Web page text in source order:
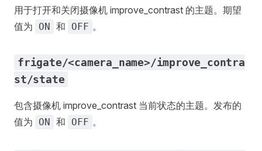
用于打开和关闭摄像机 improve_contrast 的主题。期望
值为
ON 和 OFF 。
frigate/<camera_name>/improve_contra
st/state
包含摄像机 improve_contrast 当前状态的主题。发布的
值为
ON 和 OFF 。